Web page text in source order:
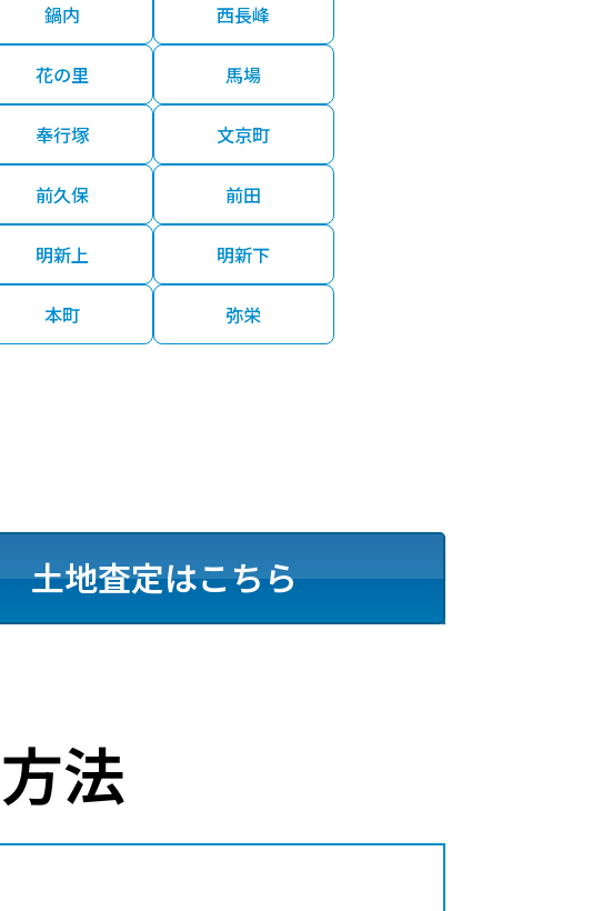
鍋内 西長峰
花の里 馬場
奉行塚 文京町
前久保 前田
明新上 明新下
本町 弥栄
土地査定はこちら
法